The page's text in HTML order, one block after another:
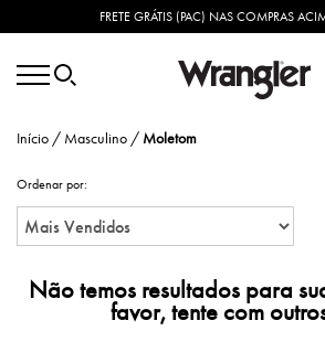
FRETE GRÁTIS (PAC) NAS COMPRAS
Início / Masculino / Moletom
Ordenar por:
Não temos resultados para
favor, tente com